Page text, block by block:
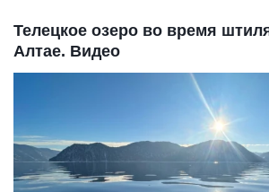
Телецкое озеро во время
Алтае. Видео